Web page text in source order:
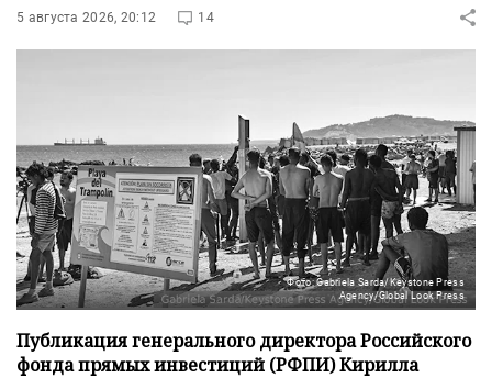
5 августа 2026, 20:12 14
Фото: Gabriela Sarda/Keystone Press
Agency/Global Look Press
Публикация генерального директора Российского
фонда прямых инвестиций (РФПИ) Кирилла